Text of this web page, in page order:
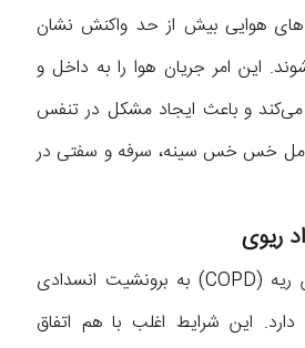
های هوایی بیش از حد واکنش نشان
این امر جریان هوا را به داخل و
می‌کند و باعث ایجاد مشکل در تنفس
خس خس سینه، سرفه و سفتی در
ریوی
بیماری انسدادی مزمن ریه (COPD) به برونشیت انسدادی
این شرایط اغلب با هم اتفاق